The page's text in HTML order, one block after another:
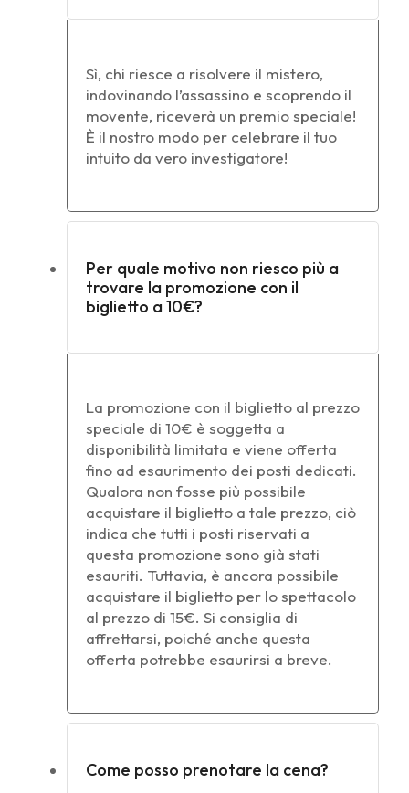
Sì, chi riesce a risolvere il mistero,
indovinando l’assassino e scoprendo il
movente, riceverà un premio speciale!
È il nostro modo per celebrare il tuo
intuito da vero investigatore!
Per quale motivo non riesco più a
trovare la promozione con il
biglietto a 10€?
La promozione con il biglietto al prezzo
speciale di 10€ è soggetta a
disponibilità limitata e viene offerta
fino ad esaurimento dei posti dedicati.
Qualora non fosse più possibile
acquistare il biglietto a tale prezzo, ciò
indica che tutti i posti riservati a
questa promozione sono già stati
esauriti. Tuttavia, è ancora possibile
acquistare il biglietto per lo spettacolo
al prezzo di 15€. Si consiglia di
affrettarsi, poiché anche questa
offerta potrebbe esaurirsi a breve.
Come posso prenotare la cena?